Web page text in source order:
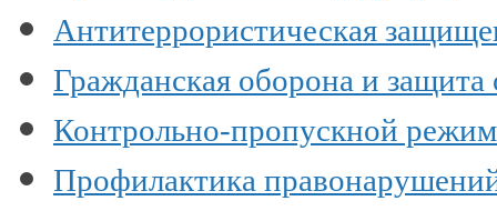
Антитеррористическая
Гражданская оборона и
Контрольно-пропускной режим
Профилактика